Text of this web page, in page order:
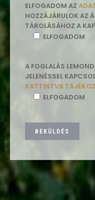
ELFOGADOM AZ
HOZZÁJÁRULOK AZ
TÁROLÁSÁHOZ A
ELFOGADOM
A FOGLALÁS
JELENÉSSEL
KATTINTVA
ELFOGADOM